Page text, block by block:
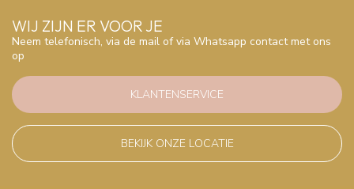
WIJ ZIJN ER VOOR JE
Neem telefonisch, via de mail of via Whatsapp contact met ons
op
KLANTENSERVICE
BEKIJK ONZE LOCATIE